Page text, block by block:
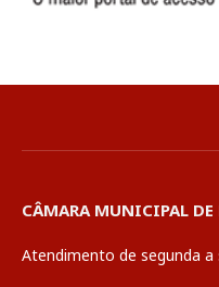
CÂMARA MUNICIPAL DE
Atendimento de segunda a